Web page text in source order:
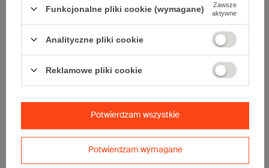
Dodatkowe:
• typ fefco:
F0201
Karton nadaje się do pakowania wysyłek kurierskich:
• Poczta Polska Paczka B
naszym biurem obsługi klienta.
produkcyjnych wynosi ±5mm (dla kartonów 5-warstwowych
Funkcjonalne pliki cookie (wymagane)
Zawsze
aktywne
Analityczne pliki cookie
Reklamowe pliki cookie
Potwierdzam wymagane
Potwierdzam wszystkie